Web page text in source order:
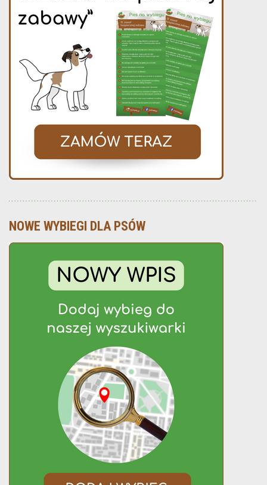
NOWE WYBIEGI DLA PSÓW